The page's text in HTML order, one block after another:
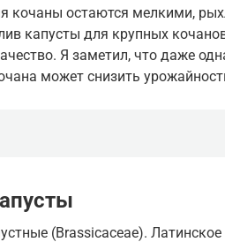
кочаны остаются мелкими,
капусты для крупных
Я заметил, что даже
может снизить
(Brassicaceae).